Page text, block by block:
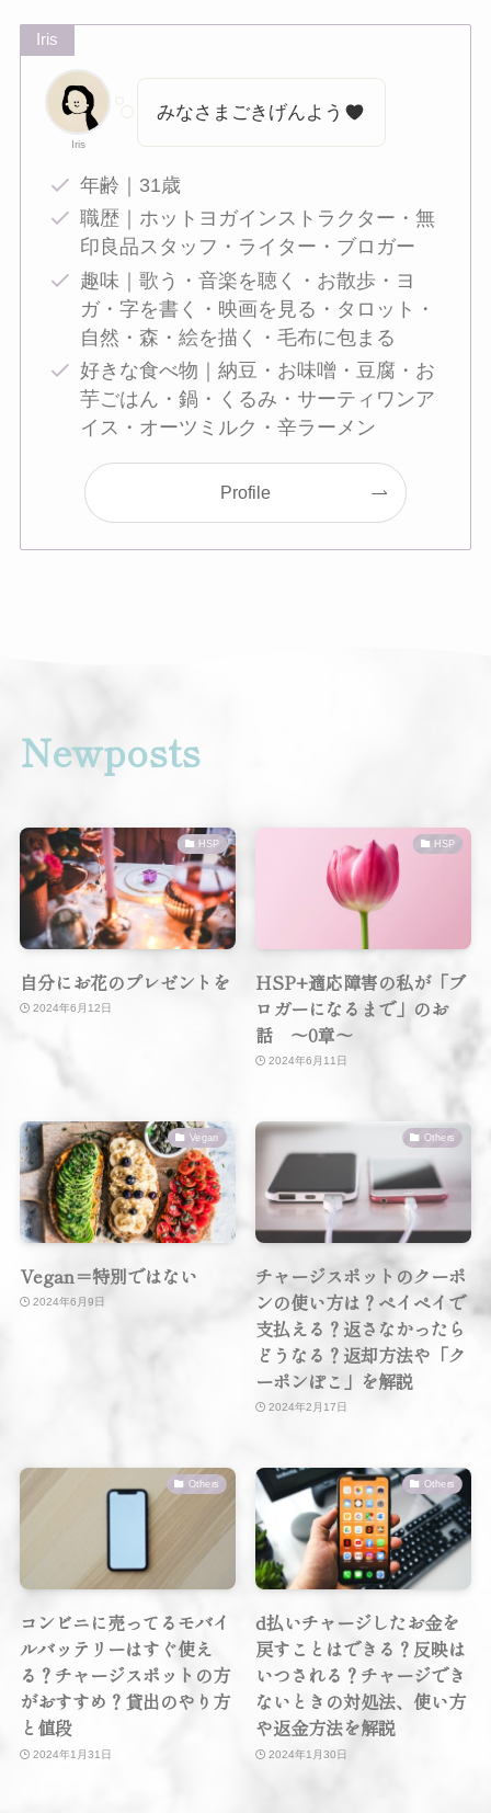
Iris
Iris
みなさまごきげんよう
年齢｜31歳
職歴｜ホットヨガインストラクター・無
印良品スタッフ・ライター・ブロガー
趣味｜歌う・音楽を聴く・お散歩・ヨ
ガ・字を書く・映画を見る・タロット・
自然・森・絵を描く・毛布に包まる
好きな食べ物｜納豆・お味噌・豆腐・お
芋ごはん・鍋・くるみ・サーティワンア
イス・オーツミルク・辛ラーメン
Profile
Newposts
HSP
自分にお花のプレゼントを
2024年6月12日
HSP
HSP+適応障害の私が「ブ
ロガーになるまで」のお
話 〜0章〜
2024年6月11日
Vegan
Vegan＝特別ではない
2024年6月9日
Others
チャージスポットのクーポ
ンの使い方は？ペイペイで
支払える？返さなかったら
どうなる？返却方法や「ク
ーポンぽこ」を解説
2024年2月17日
Others
コンビニに売ってるモバイ
ルバッテリーはすぐ使え
る？チャージスポットの方
がおすすめ？貸出のやり方
と値段
2024年1月31日
Others
d払いチャージしたお金を
戻すことはできる？反映は
いつされる？チャージでき
ないときの対処法、使い方
や返金方法を解説
2024年1月30日